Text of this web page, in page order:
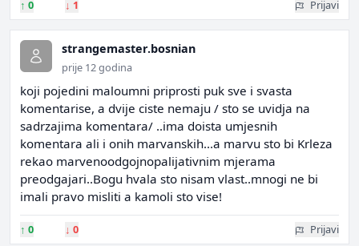
↑ 0 ↓ 1 Prijavi
strangemaster.bosnian
prije 12 godina
koji pojedini maloumni priprosti puk sve i svasta
komentarise, a dvije ciste nemaju / sto se uvidja na
sadrzajima komentara/ ..ima doista umjesnih
komentara ali i onih marvanskih...a marvu sto bi Krleza
rekao marvenoodgojnopalijativnim mjerama
preodgajari..Bogu hvala sto nisam vlast..mnogi ne bi
imali pravo misliti a kamoli sto vise!
↑ 0 ↓ 0 Prijavi